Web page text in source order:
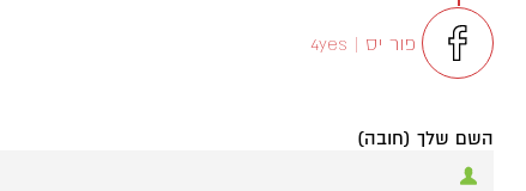
פור יס | 4yes
השם שלך (חובה)